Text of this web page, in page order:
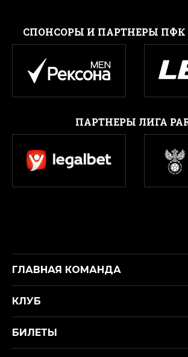
CПОНСОРЫ И ПАРТНЕРЫ ПФК
ПАРТНЕРЫ ЛИГА
ГЛАВНАЯ КОМАНДА
КЛУБ
БИЛЕТЫ